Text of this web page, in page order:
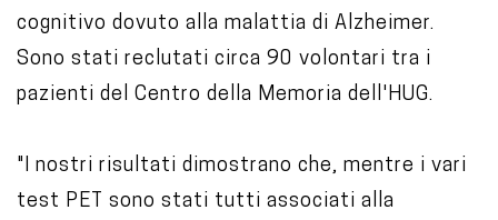
cognitivo dovuto alla malattia di Alzheimer.
Sono stati reclutati circa 90 volontari tra i
pazienti del Centro della Memoria dell'HUG.
"I nostri risultati dimostrano che, mentre i vari
test PET sono stati tutti associati alla